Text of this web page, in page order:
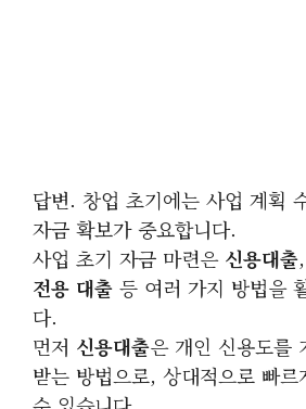
답변. 창업 초기에는 사업 계획
자금 확보가 중요합니다.
사업 초기 자금 마련은 신용대출,
전용 대출 등 여러 가지 방법을
다.
먼저 신용대출은 개인 신용도를
받는 방법으로, 상대적으로 빠